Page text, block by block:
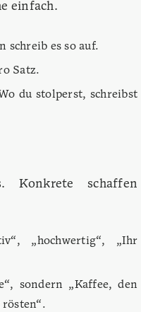
einfach.
schreib es so auf.
Satz.
du stolperst, schreibst
Konkrete schaffen
„hochwertig“, „Ihr
sondern „Kaffee, den